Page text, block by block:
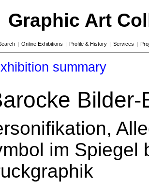
Graphic Art
| Online Exhibitions | Profile & History | Services |
summary
Bilder-
im Spiegel